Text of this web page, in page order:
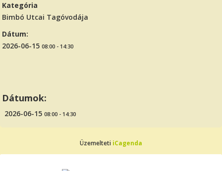
Kategória
Bimbó Utcai Tagóvodája
Dátum:
2026-06-15 08:00 - 14:30
Dátumok:
2026-06-15 08:00 - 14:30
Üzemelteti iCagenda